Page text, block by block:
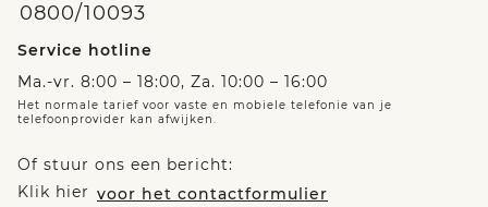
0800/10093
Service hotline
Ma.-vr. 8:00 – 18:00, Za. 10:00 – 16:00
Het normale tarief voor vaste en mobiele telefonie van je
telefoonprovider kan afwijken.
Of stuur ons een bericht:
Klik hier voor het contactformulier